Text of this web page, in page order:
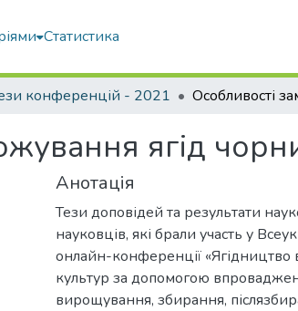
Статистика
конференцій - 2021
ягід
Анотація
Тези доповідей та результати
науковців, які брали участь у
онлайн-конференції «Ягідництво
культур за допомогою
вирощування, збирання,